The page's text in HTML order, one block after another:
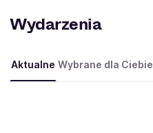
Wydarzenia
Aktualne Wybrane dla Ciebie